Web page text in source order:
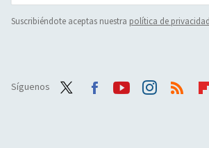
Suscribiéndote aceptas nuestra política de privacidad
Síguenos